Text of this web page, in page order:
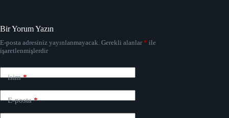
Bir Yorum Yazın
E-posta adresiniz yayınlanmayacak. Gerekli alanlar* ile
işaretlenmişlerdir
isim*
E-posta*